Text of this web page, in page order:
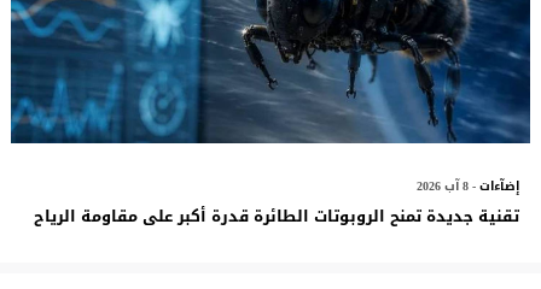
إضآءات- 8 آب 2026
تقنية جديدة تمنح الروبوتات الطائرة قدرة أكبر على مقاومة الرياح